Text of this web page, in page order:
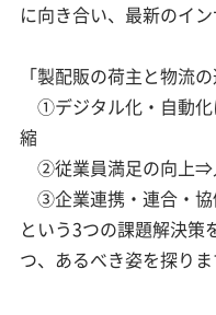
に向き合い、最新のイ
「製配販の荷主と物流
①デジタル化・自動化
縮
②従業員満足の向上⇒
③企業連携・連合・協
という3つの課題解決策
つ、あるべき姿を探りま